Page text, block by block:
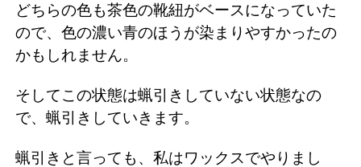
どちらの色も茶色の靴紐がベースになっていた
ので、色の濃い青のほうが染まりやすかったの
かもしれません。
そしてこの状態は蝋引きしていない状態なの
で、蝋引きしていきます。
蝋引きと言っても、私はワックスでやりまし